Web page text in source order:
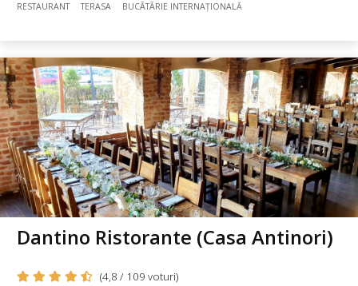
RESTAURANT TERASA BUCÃTÃRIE INTERNAȚIONALĂ
Dantino Ristorante (Casa Antinori)
(4,8 / 109 voturi)